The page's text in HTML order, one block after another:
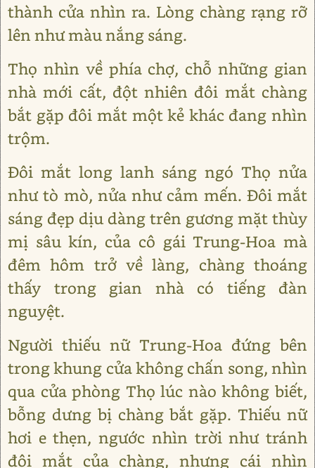
thành cửa nhìn ra. Lòng chàng rạng rỡ
lên như màu nắng sáng.
Thọ nhìn về phía chợ, chỗ những gian
nhà mới cất, đột nhiên đôi mắt chàng
bắt gặp đôi mắt một kẻ khác đang nhìn
trộm.
Đôi mắt long lanh sáng ngó Thọ nửa
như tò mò, nửa như cảm mến. Đôi mắt
sáng đẹp dịu dàng trên gương mặt thùy
mị sâu kín, của cô gái Trung-Hoa mà
đêm hôm trở về làng, chàng thoáng
thấy trong gian nhà có tiếng đàn
nguyệt.
Người thiếu nữ Trung-Hoa đứng bên
trong khung cửa không chấn song, nhìn
qua cửa phòng Thọ lúc nào không biết,
bỗng dưng bị chàng bắt gặp. Thiếu nữ
hơi e thẹn, ngước nhìn trời như tránh
đôi mắt của chàng, nhưng cái nhìn